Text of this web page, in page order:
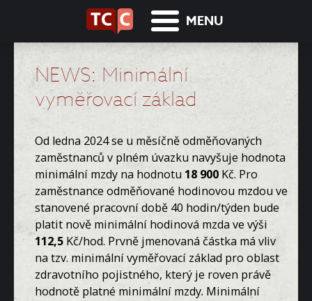
MENU
NEWS: Minimální
vyměřovací základ
Od ledna 2024 se u měsíčně odměňovaných
zaměstnanců v plném úvazku navyšuje hodnota
minimální mzdy na hodnotu 18 900 Kč. Pro
zaměstnance odměňované hodinovou mzdou ve
stanovené pracovní době 40 hodin/týden bude
platit nově minimální hodinová mzda ve výši
112,5 Kč/hod. Prvně jmenovaná částka má vliv
na tzv. minimální vyměřovací základ pro oblast
zdravotního pojistného, který je roven právě
hodnotě platné minimální mzdy. Minimální